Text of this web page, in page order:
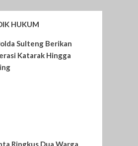
HUKUM
Sulteng Berikan
Katarak Hingga
Ringkus Dua Warga